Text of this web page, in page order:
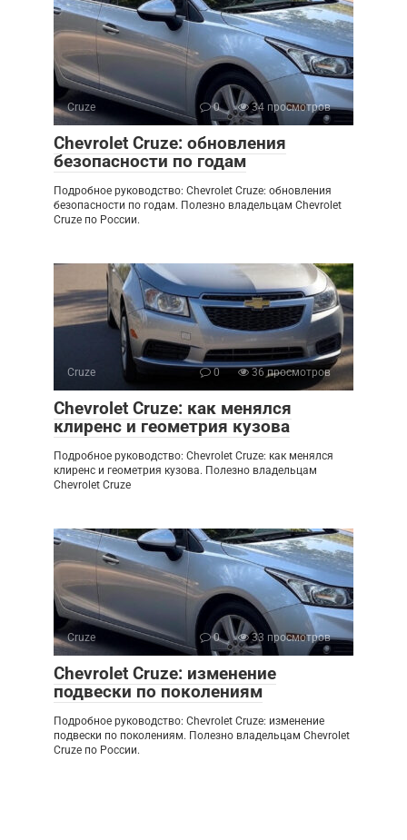
Cruze 0 34 просмотров
Chevrolet Cruze: обновления
безопасности по годам
Подробное руководство: Chevrolet Cruze: обновления
безопасности по годам. Полезно владельцам Chevrolet
Cruze по России.
Cruze 0 36 просмотров
Chevrolet Cruze: как менялся
клиренс и геометрия кузова
Подробное руководство: Chevrolet Cruze: как менялся
клиренс и геометрия кузова. Полезно владельцам
Chevrolet Cruze
Cruze 0 33 просмотров
Chevrolet Cruze: изменение
подвески по поколениям
Подробное руководство: Chevrolet Cruze: изменение
подвески по поколениям. Полезно владельцам Chevrolet
Cruze по России.